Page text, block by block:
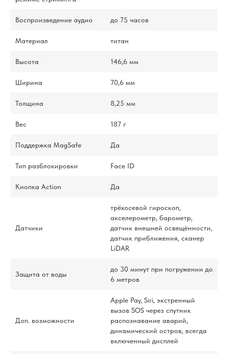
Воспроизведение аудио до 75 часов
Материал титан
Высота 146,6 мм
Ширина 70,6 мм
Толщина 8,25 мм
Вес 187 г
Поддержка MagSafe Да
Тип разблокировки Face ID
Кнопка Action Да
Датчики
трёхосевой гироскоп,
акселерометр, барометр,
датчик внешней освещённости,
датчик приближения, сканер
LiDAR
Защита от воды
до 30 минут при погружении до
6 метров
Доп. возможности
Apple Pay, Siri, экстренный
вызов SOS через спутник
распознавание аварий,
динамический остров, всегда
включенный дисплей